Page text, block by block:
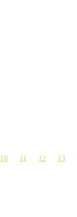
10 11 12 13